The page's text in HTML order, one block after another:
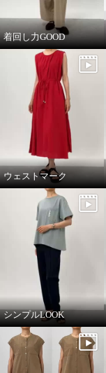
着回し力GOOD
ウェストマーク
シンプルLOOK